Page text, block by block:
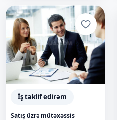
İş təklif edirəm
Satış üzrə mütəxəssis